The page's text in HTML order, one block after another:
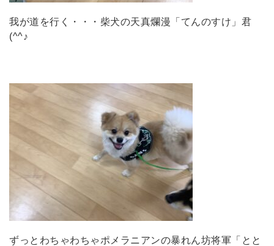
我が道を行く・・・柴犬の天真爛漫「てんのすけ」君
(^^♪
ずっとわちゃわちゃポメラニアンの暴れん坊将軍「とと